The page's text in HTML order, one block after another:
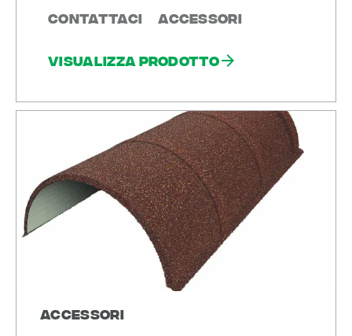
Contattaci Accessori
Visualizza prodotto
Accessori